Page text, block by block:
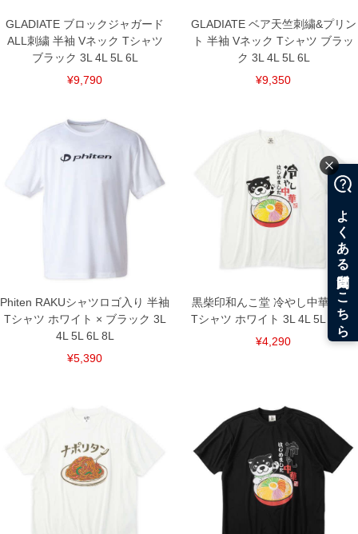
DETAIL
GLADIATE ブロックジャガード
ALL刺繍 半袖 Vネック Tシャツ
ブラック 3L 4L 5L 6L
¥9,790
GLADIATE ベア天竺刺繍&プリン
ト 半袖 Vネック Tシャツ ブラッ
ク 3L 4L 5L 6L
¥9,350
Phiten RAKUシャツロゴ入り 半袖
Tシャツ ホワイト × ブラック 3L
4L 5L 6L 8L
¥5,390
黒柴印和んこ堂 冷やし中華 半袖
Tシャツ ホワイト 3L 4L 5L 6L 8L
¥4,290